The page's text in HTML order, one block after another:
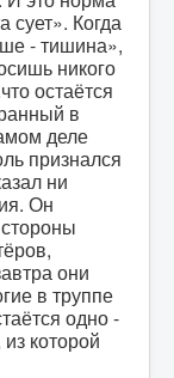
сует». Когда
- тишина»,
никого
остаётся
в
деле
признался
ни
Он
они
в труппе
одно -
которой